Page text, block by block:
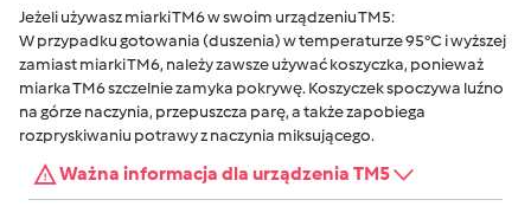
Jeżeli używasz miarki TM6 w swoim urządzeniu TM5:
W przypadku gotowania (duszenia) w temperaturze 95°C i wyższej
zamiast miarki TM6, należy zawsze używać koszyczka, ponieważ
miarka TM6 szczelnie zamyka pokrywę. Koszyczek spoczywa luźno
na górze naczynia, przepuszcza parę, a także zapobiega
rozpryskiwaniu potrawy z naczynia miksującego.
Ważna informacja dla urządzenia TM5